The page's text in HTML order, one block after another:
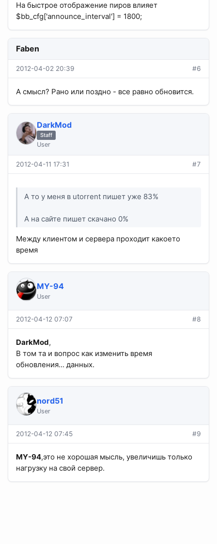
На быстрое отображение пиров влияет
$bb_cfg['announce_interval'] = 1800;
Faben
2012-04-02 20:39 #6
А смысл? Рано или поздно - все равно обновится.
DarkMod
Staff
User
2012-04-11 17:31 #7
А то у меня в utorrent пишет уже 83%
А на сайте пишет скачано 0%
Между клиентом и сервера проходит какоето
время
MY-94
User
2012-04-12 07:07 #8
DarkMod,
В том та и вопрос как изменить время
обновления... данных.
nord51
User
2012-04-12 07:45 #9
MY-94,это не хорошая мысль, увеличишь только
нагрузку на свой сервер.